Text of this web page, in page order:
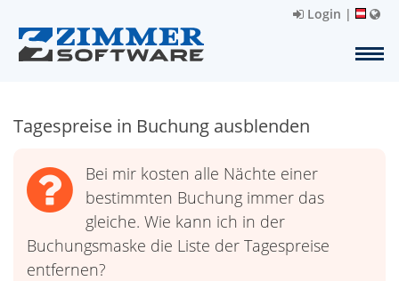
Login |
Tagespreise in Buchung ausblenden
Bei mir kosten alle Nächte einer
bestimmten Buchung immer das
gleiche. Wie kann ich in der
Buchungsmaske die Liste der Tagespreise
entfernen?